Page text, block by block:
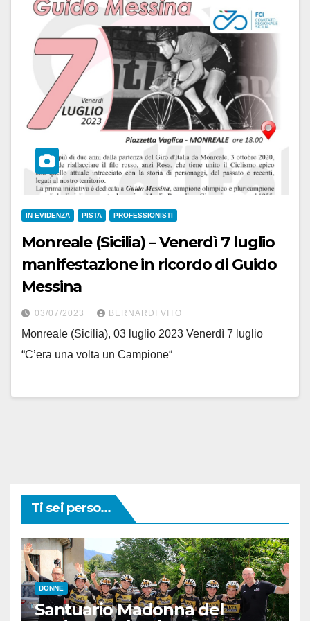
IN EVIDENZA PISTA PROFESSIONISTI
Monreale (Sicilia) – Venerdì 7 luglio
manifestazione in ricordo di Guido
Messina
03/07/2023 BERNARDI VITO
Monreale (Sicilia), 03 luglio 2023 Venerdì 7 luglio
“C’era una volta un Campione“
Ti sei perso...
DONNE
Santuario Madonna del